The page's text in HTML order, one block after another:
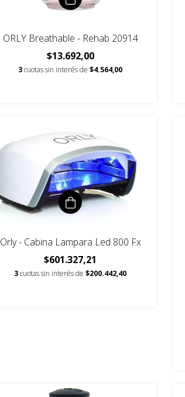
ORLY Breathable - Rehab 20914
$13.692,00
3cuotas sin interés de$4.564,00
Orly - Cabina Lampara Led 800 Fx
$601.327,21
3cuotas sin interés de$200.442,40